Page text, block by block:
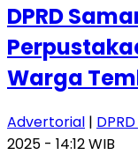
DPRD
Warga
Advertorial |
2025 - 14:12 WIB